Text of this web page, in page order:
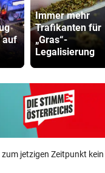
auf
Immer mehr
Trafikanten für
„Gras“-
Legalisierung
jetzigen Zeitpunkt